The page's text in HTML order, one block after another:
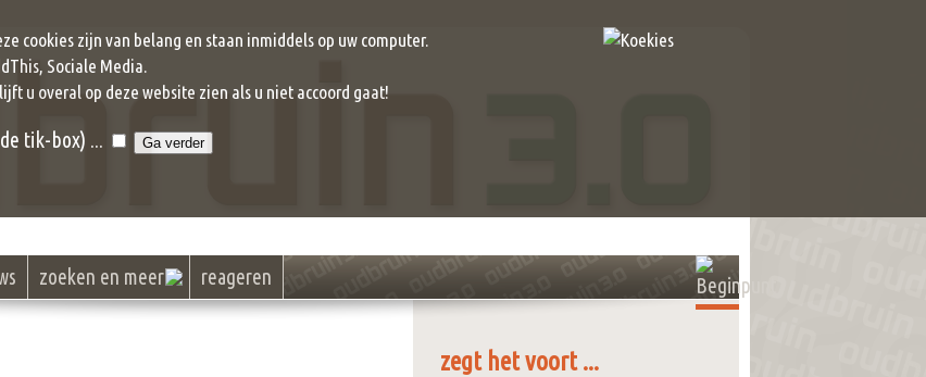
zoeken en meer reageren
zegt het voort ...
cookies zijn van belang en staan inmiddels op uw computer.
Sociale Media.
u overal op deze website zien als u niet accoord gaat!
tik-box) ...